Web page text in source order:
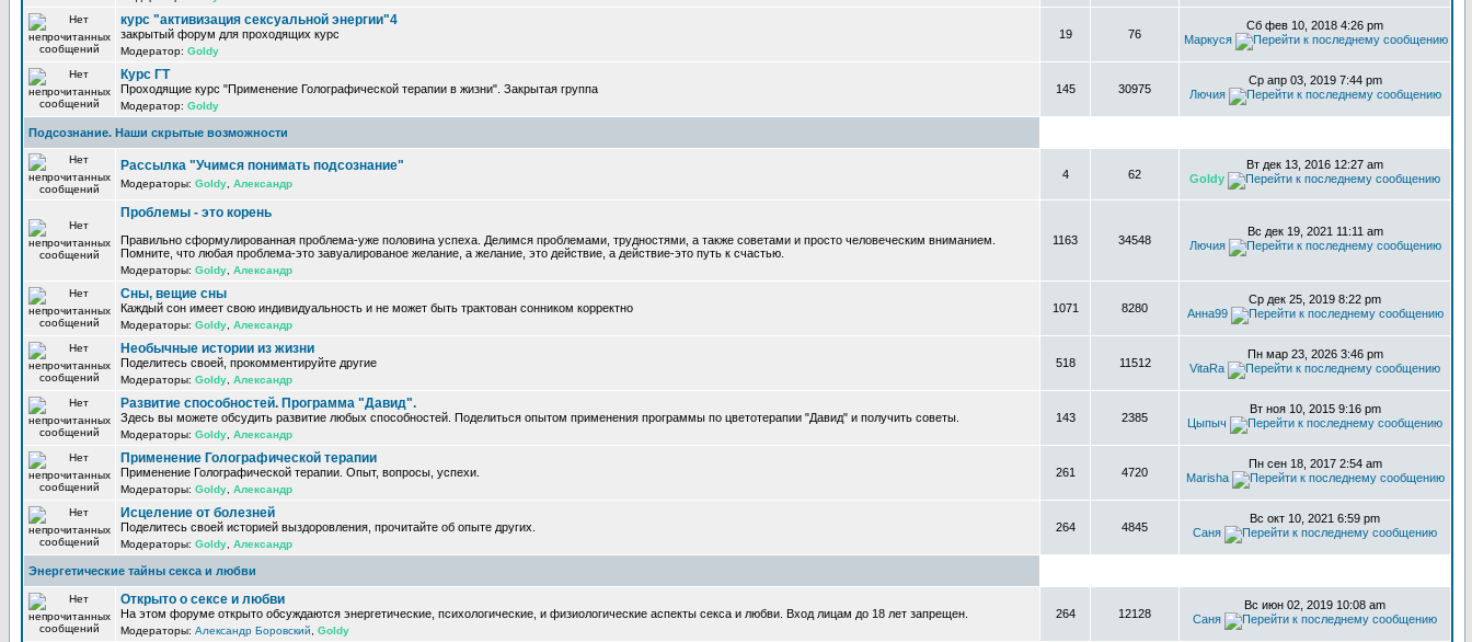
курс "активизация сексуальной энергии"4
закрытый форум для проходящих курс
Модератор: Goldy
19 76
Сб фев 10, 2018 4:26 pm
Маркуся
Курс ГТ
Проходящие курс "Применение Голографической терапии в жизни". Закрытая группа
Модератор: Goldy
145 30975
Ср апр 03, 2019 7:44 pm
Лючия
Подсознание. Наши скрытые возможности
Рассылка "Учимся понимать подсознание"
Модераторы: Goldy Александр
4 62
Вт дек 13, 2016 12:27 am
Goldy
Проблемы - это корень
Правильно сформулированная проблема-уже половина успеха. Делимся проблемами, трудностями, а также советами и просто человеческим вниманием.
Помните, что любая проблема-это завуалированое желание, а желание, это действие, а действие-это путь к счастью.
Модераторы: Goldy Александр
1163 34548
Вс дек 19, 2021 11:11 am
Лючия
Сны, вещие сны
Каждый сон имеет свою индивидуальность и не может быть трактован сонником корректно
Модераторы: Goldy Александр
1071 8280
Ср дек 25, 2019 8:22 pm
Анна99
Необычные истории из жизни
Поделитесь своей, прокомментируйте другие
Модераторы: Goldy Александр
518 11512
Пн мар 23, 2026 3:46 pm
VitaRa
Развитие способностей. Программа "Давид".
Здесь вы можете обсудить развитие любых способностей. Поделиться опытом применения программы по цветотерапии "Давид" и получить советы.
Модераторы: Goldy Александр
143 2385
Вт ноя 10, 2015 9:16 pm
Цыпыч
Применение Голографической терапии
Применение Голографической терапии. Опыт, вопросы, успехи.
Модераторы: Goldy Александр
261 4720
Пн сен 18, 2017 2:54 am
Marisha
Исцеление от болезней
Поделитесь своей историей выздоровления, прочитайте об опыте других.
Модераторы: Goldy Александр
264 4845
Вс окт 10, 2021 6:59 pm
Саня
Энергетические тайны секса и любви
Открыто о сексе и любви
На этом форуме открыто обсуждаются энергетические, психологические, и физиологические аспекты секса и любви. Вход лицам до 18 лет запрещен.
Модераторы: Александр Боровский Goldy
264 12128
Вс июн 02, 2019 10:08 am
Саня